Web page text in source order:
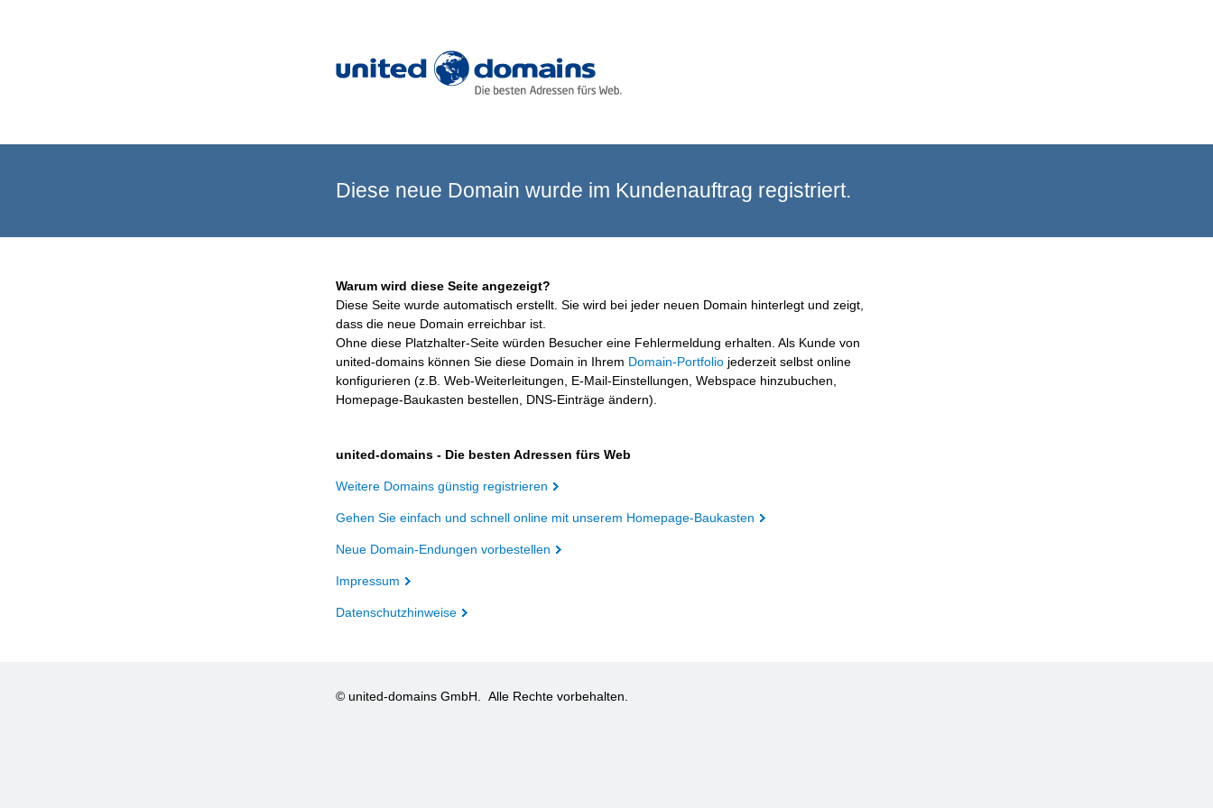
Diese neue Domain wurde im Kundenauftrag registriert.
Warum wird diese Seite angezeigt?
Diese Seite wurde automatisch erstellt. Sie wird bei jeder neuen Domain hinterlegt und zeigt,
dass die neue Domain erreichbar ist.
Ohne diese Platzhalter-Seite würden Besucher eine Fehlermeldung erhalten. Als Kunde von
united-domains können Sie diese Domain in Ihrem Domain-Portfolio jederzeit selbst online
konfigurieren (z.B. Web-Weiterleitungen, E-Mail-Einstellungen, Webspace hinzubuchen,
Homepage-Baukasten bestellen, DNS-Einträge ändern).
united-domains - Die besten Adressen fürs Web
Weitere Domains günstig registrieren
Gehen Sie einfach und schnell online mit unserem Homepage-Baukasten
Neue Domain-Endungen vorbestellen
Impressum
Datenschutzhinweise
© united-domains GmbH. Alle Rechte vorbehalten.